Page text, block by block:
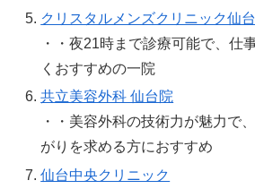
クリスタルメンズクリニック仙
・・夜21時まで診療可能で、仕
くおすすめの一院
共立美容外科 仙台院
・・美容外科の技術力が魅力で
がりを求める方におすすめ
仙台中央クリニック